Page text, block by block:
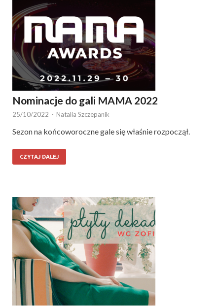
Nominacje do gali MAMA 2022
25/10/2022 - Natalia Szczepanik
Sezon na końcoworoczne gale się właśnie rozpoczął.
CZYTAJ DALEJ